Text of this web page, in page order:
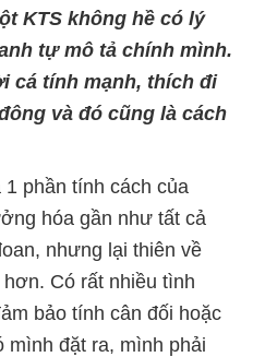
KTS không hề có lý
tự mô tả chính mình.
cá tính mạnh, thích đi
và đó cũng là cách
phần tính cách của
hóa gần như tất cả
nhưng lại thiên về
Có rất nhiều tình
bảo tính cân đối hoặc
mình đặt ra, mình phải